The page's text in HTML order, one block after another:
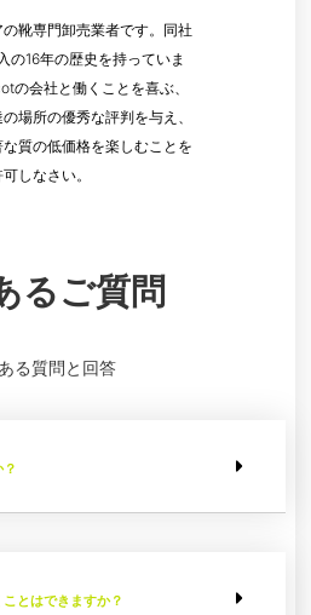
靴専門卸売業者です。同社
の16年の歴史を持っていま
の会社と働くことを喜ぶ、
場所の優秀な評判を与え、
質の低価格を楽しむことを
しなさい。
るご質問
る質問と回答
とはできますか？